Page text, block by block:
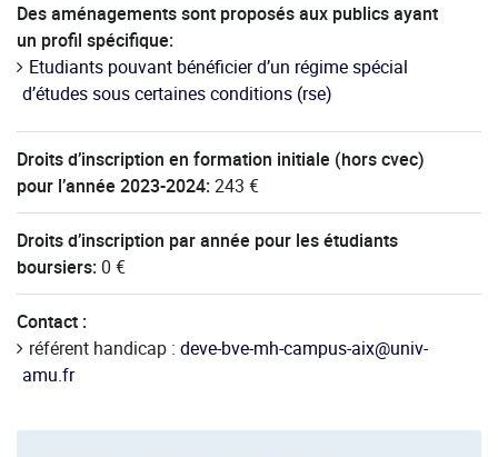
Des aménagements sont proposés aux publics ayant
un profil spécifique:
Etudiants pouvant bénéficier d’un régime spécial
d’études sous certaines conditions (rse)
Droits d’inscription en formation initiale (hors cvec)
pour l’année 2023-2024: 243 €
Droits d’inscription par année pour les étudiants
boursiers: 0 €
Contact :
référent handicap : deve-bve-mh-campus-aix@univ-
amu.fr